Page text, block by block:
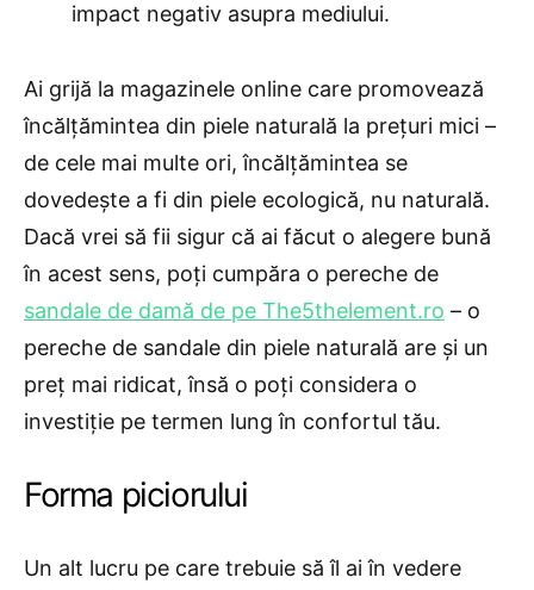
impact negativ asupra mediului.
Ai grijă la magazinele online care promovează
încălțămintea din piele naturală la prețuri mici –
de cele mai multe ori, încălțămintea se
dovedește a fi din piele ecologică, nu naturală.
Dacă vrei să fii sigur că ai făcut o alegere bună
în acest sens, poți cumpăra o pereche de
sandale de damă de pe The5thelement.ro – o
pereche de sandale din piele naturală are și un
preț mai ridicat, însă o poți considera o
investiție pe termen lung în confortul tău.
Forma piciorului
Un alt lucru pe care trebuie să îl ai în vedere